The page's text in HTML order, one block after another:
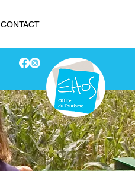
CONTACT